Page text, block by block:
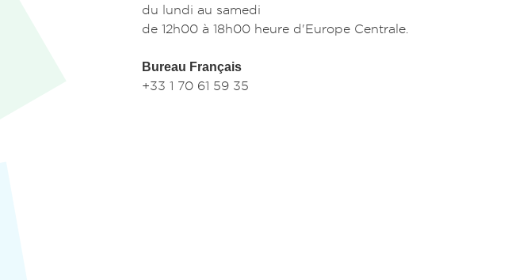
du lundi au samedi
de 12h00 à 18h00 heure d'Europe Centrale.
Bureau Français
+33 1 70 61 59 35